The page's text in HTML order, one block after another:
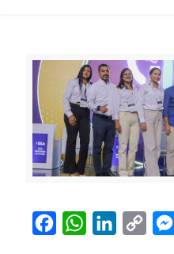
FacebookWhatsAppLinkedIn
Copy